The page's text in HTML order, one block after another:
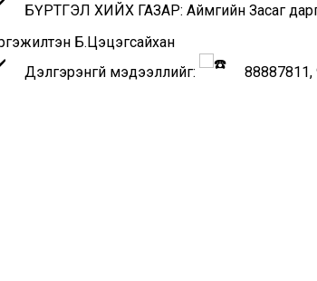
БҮРТГЭЛ ХИЙХ ГАЗАР: Аймгийн Засаг
Б.Цэцэгсайхан
Дэлгэрэнгүй мэдээллийг:
88887811,